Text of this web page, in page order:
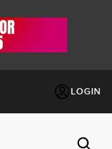
LOGIN
FACTOR